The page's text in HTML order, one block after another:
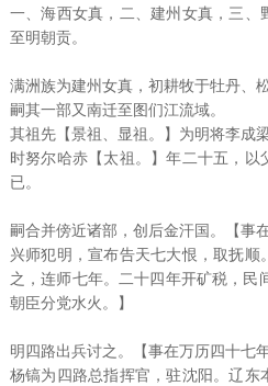
一、海西女真，二、建州女真，三
至明朝贡。
满洲族为建州女真，初耕牧于牡丹、
嗣其一部又南迁至图们江流域。
其祖先【景祖、显祖。】为明将李成
时努尔哈赤【太祖。】年二十五，
已。
嗣合并傍近诸部，创后金汗国。【事
兴师犯明，宣布告天七大恨，取抚
之，连师七年。二十四年开矿税，民
朝臣分党水火。】
明四路出兵讨之。【事在万历四十七年
杨镐为四路总指挥官，驻沈阳。辽